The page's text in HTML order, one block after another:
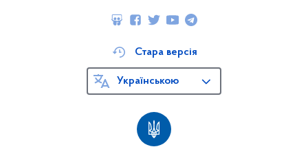
Стара версія
Українською